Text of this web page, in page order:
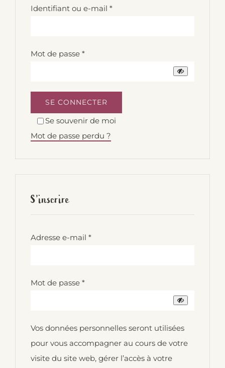
Identifiant ou e-mail *Obligatoire
Mot de passe *Obligatoire
Se souvenir de moi
SE CONNECTER
Mot de passe perdu ?
S’inscrire
Adresse e-mail *Obligatoire
Mot de passe *Obligatoire
Vos données personnelles seront utilisées
pour vous accompagner au cours de votre
visite du site web, gérer l’accès à votre